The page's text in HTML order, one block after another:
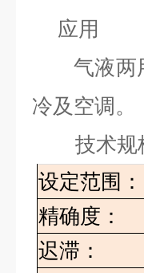
应用
气液两
冷及空调。
技术规
设定范围：
精确度：
迟滞：